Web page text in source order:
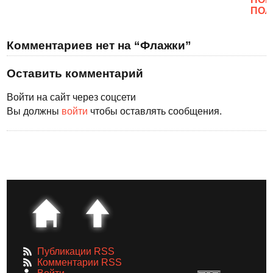
Комментариев нет на “Флажки”
Оставить комментарий
Войти на сайт через соцсети
Вы должны войти чтобы оставлять сообщения.
Публикации RSS
Комментарии RSS